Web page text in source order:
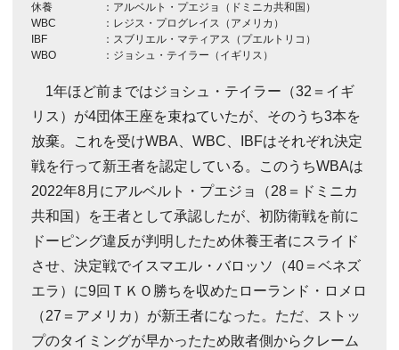
休養
：アルベルト・プエジョ（ドミニカ共和国）
WBC
：レジス・プログレイス（アメリカ）
IBF
：スブリエル・マティアス（プエルトリコ）
WBO
：ジョシュ・テイラー（イギリス）
1年ほど前まではジョシュ・テイラー（32＝イギ
リス）が4団体王座を束ねていたが、そのうち3本を
放棄。これを受けWBA、WBC、IBFはそれぞれ決定
戦を行って新王者を認定している。このうちWBAは
2022年8月にアルベルト・プエジョ（28＝ドミニカ
共和国）を王者として承認したが、初防衛戦を前に
ドーピング違反が判明したため休養王者にスライド
させ、決定戦でイスマエル・バロッソ（40＝ベネズ
エラ）に9回ＴＫＯ勝ちを収めたローランド・ロメロ
（27＝アメリカ）が新王者になった。ただ、ストッ
プのタイミングが早かったため敗者側からクレーム